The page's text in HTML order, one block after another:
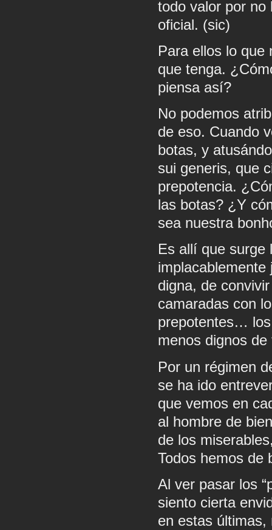
todo valor por no
oficial. (sic)
Para ellos lo que
que tenga.
piensa así?
No podemos
de eso. Cuando
botas, y
sui generis, que
prepotencia.
las botas? ¿Y
sea nuestra
Es allí que surge
digna, de
camaradas con
prepotentes…
menos dignos
Por un régimen
se ha ido
que vemos en
al hombre de
de los
Todos hemos de
Al ver pasar los
siento cierta
en estas